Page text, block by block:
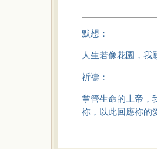
默想：
人生若像花園，我
祈禱：
掌管生命的上帝，
祢，以此回應祢的